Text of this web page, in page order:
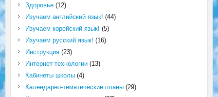
Здоровье(12)
Изучаем английский язык! (44)
Изучаем корейский язык! (5)
Изучаем русский язык! (16)
Инструкция(23)
Интернет технологии(13)
Кабинеты школы(4)
Календарно-тематические планы(29)